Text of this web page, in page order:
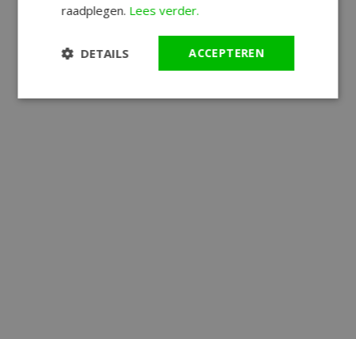
raadplegen. Lees verder.
ACCEPTEREN
DETAILS